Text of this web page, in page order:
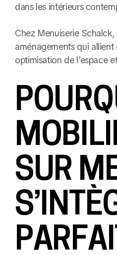
dans les intérieurs
Chez Menuiserie
aménagements qui allient
optimisation de l’espace
SUR